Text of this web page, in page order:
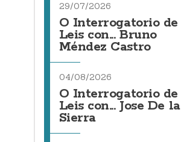
29/07/2026
O Interrogatorio de
Leis con... Bruno
Méndez Castro
04/08/2026
O Interrogatorio de
Leis con... Jose De la
Sierra